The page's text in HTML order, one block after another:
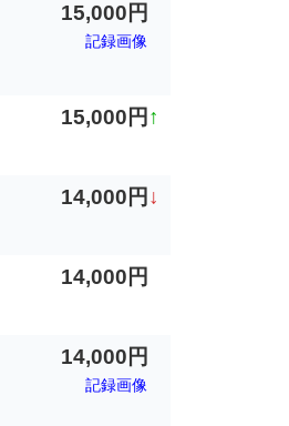
15,000円
記録画像
15,000円 ↑
14,000円 ↓
14,000円
14,000円
記録画像